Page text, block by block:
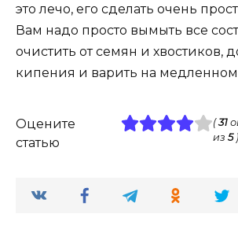
это лечо, его сделать очень
Вам надо просто вымыть все
очистить от семян и хвостиков,
кипения и варить на медленном
Оцените
статью
(31
из 5)